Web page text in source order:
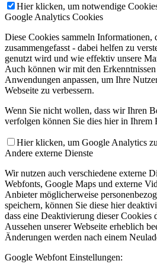
Hier klicken, um notwendige
Google Analytics Cookies
Diese Cookies sammeln Informationen,
zusammengefasst - dabei helfen zu
genutzt wird und wie effektiv unsere
Auch können wir mit den Erkenntnissen
Anwendungen anpassen, um Ihre
Webseite zu verbessern.
Wenn Sie nicht wollen, dass wir Ihren
verfolgen können Sie dies hier in Ihrem
Hier klicken, um Google Analytics
Andere externe Dienste
Wir nutzen auch verschiedene externe
Webfonts, Google Maps und externe
Anbieter möglicherweise
speichern, können Sie diese hier
dass eine Deaktivierung dieser Cookies
Aussehen unserer Webseite erheblich
Änderungen werden nach einem
Google Webfont Einstellungen: